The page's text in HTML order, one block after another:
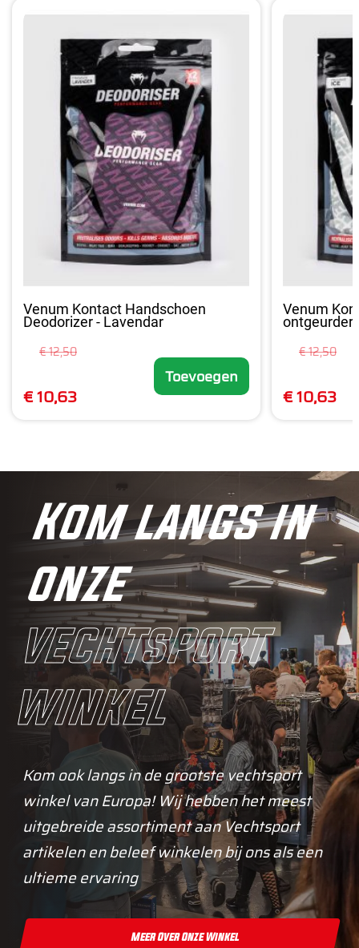
Venum Kontact Handschoen
Deodorizer - Lavendar
€ 12,50
€ 10,63
Toevoegen
Venum
ontgeurder
€ 12,50
€ 10,63
Kom langs in
onze
vechtsport
winkel
Kom ook langs in de grootste vechtsport
winkel van Europa! Wij hebben het meest
uitgebreide assortiment aan Vechtsport
artikelen en beleef winkelen bij ons als een
ultieme ervaring
Meer Over Onze Winkel